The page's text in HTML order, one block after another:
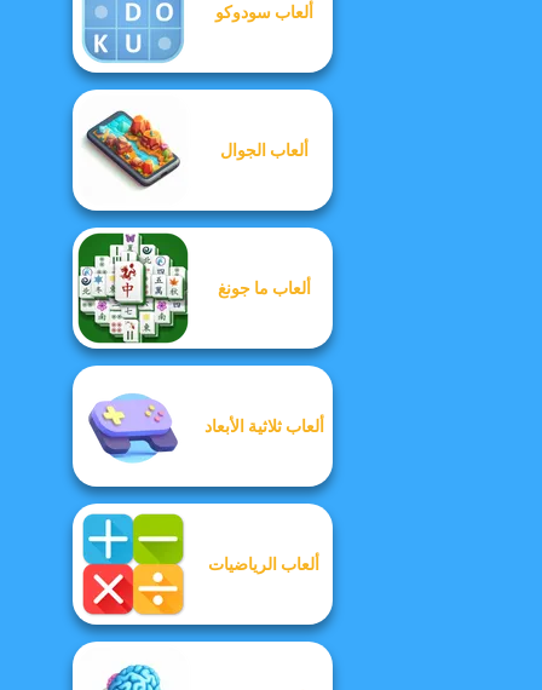
Alphabet Lore
Maze
Tanks 2D: Tank
ألعاب سودوكو
ألعاب الجوال
ألعاب ما جونغ
ألعاب ثلاثية الأبعاد
ألعاب الرياضيات